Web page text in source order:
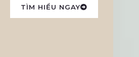
TÌM HIỂU NGAY